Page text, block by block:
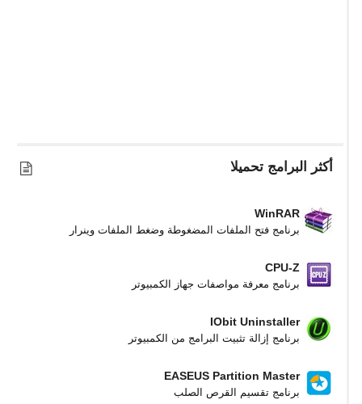
أكثر البرامج تحميلا
WinRAR
برنامج فتح الملفات المضغوطة وضغط الملفات وينرار
CPU-Z
برنامج معرفة مواصفات جهاز الكمبيوتر
IObit Uninstaller
برنامج إزالة تثبيت البرامج من الكمبيوتر
EASEUS Partition Master
برنامج تقسيم القرص الصلب